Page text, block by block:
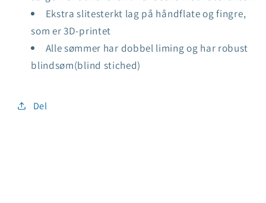
Ekstra slitesterkt lag på håndflate og fingre,
som er 3D-printet
Alle sømmer har dobbel liming og har robust
blindsøm(blind stiched)
Del